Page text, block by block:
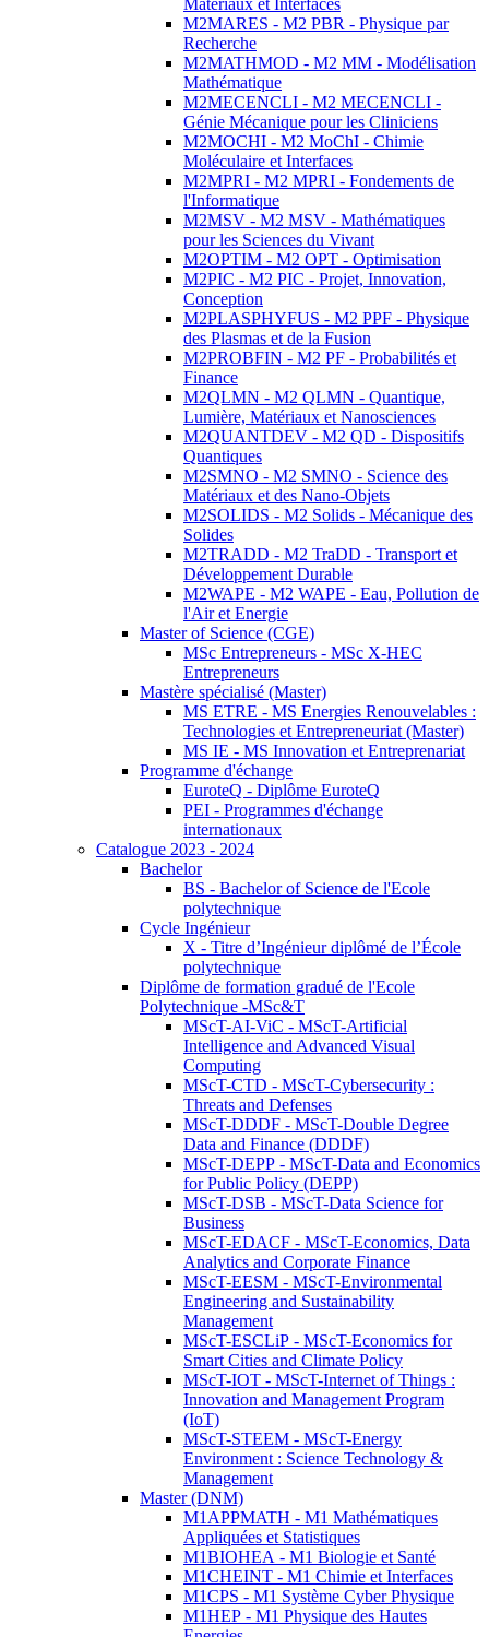
Matériaux et Interfaces
M2MARES - M2 PBR - Physique par
Recherche
M2MATHMOD - M2 MM - Modélisation
Mathématique
M2MECENCLI - M2 MECENCLI -
Génie Mécanique pour les Cliniciens
M2MOCHI - M2 MoChI - Chimie
Moléculaire et Interfaces
M2MPRI - M2 MPRI - Fondements de
l'Informatique
M2MSV - M2 MSV - Mathématiques
pour les Sciences du Vivant
M2OPTIM - M2 OPT - Optimisation
M2PIC - M2 PIC - Projet, Innovation,
Conception
M2PLASPHYFUS - M2 PPF - Physique
des Plasmas et de la Fusion
M2PROBFIN - M2 PF - Probabilités et
Finance
M2QLMN - M2 QLMN - Quantique,
Lumière, Matériaux et Nanosciences
M2QUANTDEV - M2 QD - Dispositifs
Quantiques
M2SMNO - M2 SMNO - Science des
Matériaux et des Nano-Objets
M2SOLIDS - M2 Solids - Mécanique des
Solides
M2TRADD - M2 TraDD - Transport et
Développement Durable
M2WAPE - M2 WAPE - Eau, Pollution de
l'Air et Energie
Master of Science (CGE)
MSc Entrepreneurs - MSc X-HEC
Entrepreneurs
Mastère spécialisé (Master)
MS ETRE - MS Energies Renouvelables :
Technologies et Entrepreneuriat (Master)
MS IE - MS Innovation et Entreprenariat
Programme d'échange
EuroteQ - Diplôme EuroteQ
PEI - Programmes d'échange
internationaux
Catalogue 2023 - 2024
Bachelor
BS - Bachelor of Science de l'Ecole
polytechnique
Cycle Ingénieur
X - Titre d’Ingénieur diplômé de l’École
polytechnique
Diplôme de formation gradué de l'Ecole
Polytechnique -MSc&T
MScT-AI-ViC - MScT-Artificial
Intelligence and Advanced Visual
Computing
MScT-CTD - MScT-Cybersecurity :
Threats and Defenses
MScT-DDDF - MScT-Double Degree
Data and Finance (DDDF)
MScT-DEPP - MScT-Data and Economics
for Public Policy (DEPP)
MScT-DSB - MScT-Data Science for
Business
MScT-EDACF - MScT-Economics, Data
Analytics and Corporate Finance
MScT-EESM - MScT-Environmental
Engineering and Sustainability
Management
MScT-ESCLiP - MScT-Economics for
Smart Cities and Climate Policy
MScT-IOT - MScT-Internet of Things :
Innovation and Management Program
(IoT)
MScT-STEEM - MScT-Energy
Environment : Science Technology &
Management
Master (DNM)
M1APPMATH - M1 Mathématiques
Appliquées et Statistiques
M1BIOHEA - M1 Biologie et Santé
M1CHEINT - M1 Chimie et Interfaces
M1CPS - M1 Système Cyber Physique
M1HEP - M1 Physique des Hautes